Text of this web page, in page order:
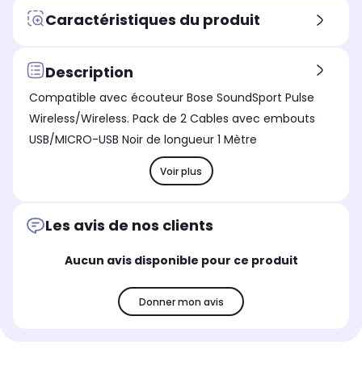
Caractéristiques du produit
Description
Compatible avec écouteur Bose SoundSport Pulse
Wireless/Wireless. Pack de 2 Cables avec embouts
USB/MICRO-USB Noir de longueur 1 Mètre
Voir plus
Les avis de nos clients
Aucun avis disponible pour ce produit
Donner mon avis